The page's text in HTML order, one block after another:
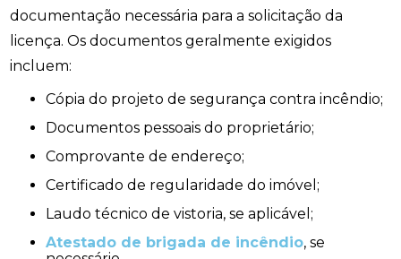
documentação necessária para a solicitação da
licença. Os documentos geralmente exigidos
incluem:
Cópia do projeto de segurança contra incêndio;
Documentos pessoais do proprietário;
Comprovante de endereço;
Certificado de regularidade do imóvel;
Laudo técnico de vistoria, se aplicável;
Atestado de brigada de incêndio, se